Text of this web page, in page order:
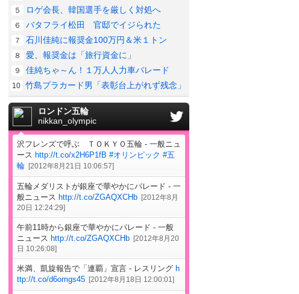
５ ロゲ会長、韓国選手を厳しく対処へ
６ バタフライ松田 官邸でイジられた
７ 石川佳純に報奨金100万円＆米１トン
８ 愛、報奨金は「旅行資金に」
９ 佳純ちゃ～ん！１万人人力車パレード
10 竹島プラカード男「表彰台上がれず残念」
ロンドン五輪
nikkan_olympic
沢フレンズで呼ぶ ＴＯＫＹＯ五輪 - 一般ニュ
ース http://t.co/x2H6P1fB #オリンピック #五
輪 [2012年8月21日 10:06:57]
五輪メダリストが銀座で華やかにパレード - 一
般ニュース http://t.co/ZGAQXCHb [2012年8月
20日 12:24:29]
午前11時から銀座で華やかにパレード - 一般
ニュース http://t.co/ZGAQXCHb [2012年8月20
日 10:26:08]
米満、凱旋報告で「連覇」宣言 - レスリング h
ttp://t.co/d6omgs45 [2012年8月18日 12:00:01 ]